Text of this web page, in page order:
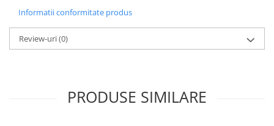
Informatii conformitate produs
Review-uri(0)
PRODUSE SIMILARE